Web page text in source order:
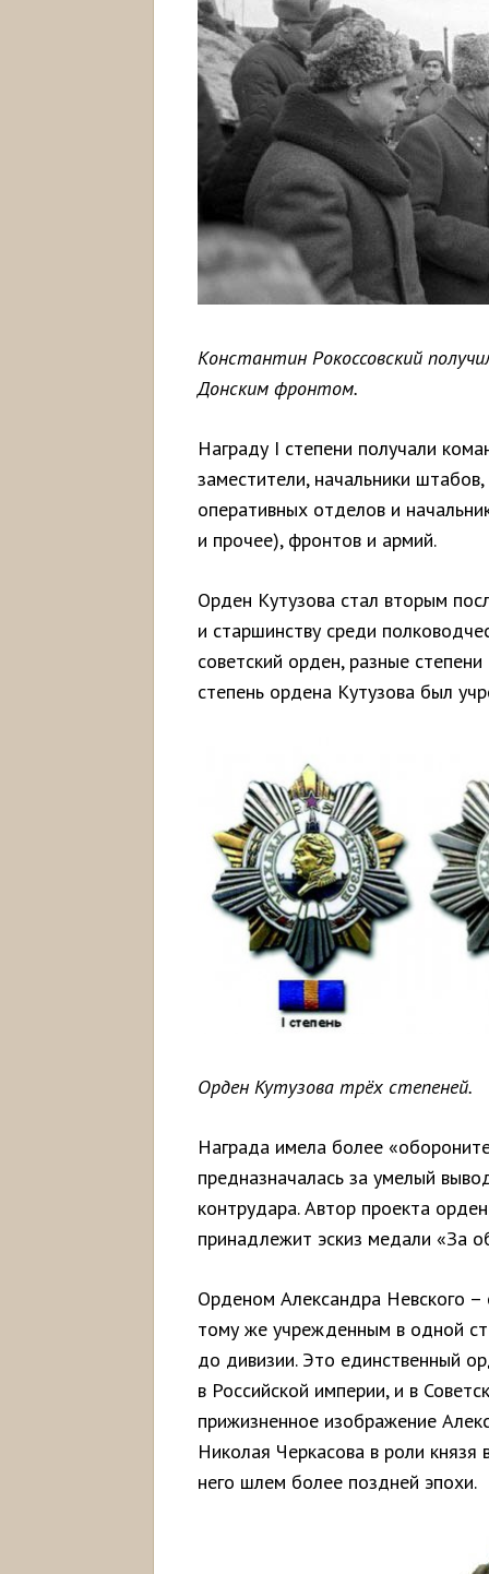
Константин Рокоссовский
Донским фронтом.
Награду I степени получали
заместители, начальники
оперативных отделов и
и прочее), фронтов и армий.
Орден Кутузова стал вторым
и старшинству среди
советский орден, разные
степень ордена Кутузова был
Орден Кутузова трёх степеней.
Награда имела более
предназначалась за умелый
контрудара. Автор проекта
принадлежит эскиз медали «За
Орденом Александра Невского
тому же учрежденным в одной
до дивизии. Это единственный
в Российской империи, и в
прижизненное изображение
Николая Черкасова в роли
него шлем более поздней эпохи.